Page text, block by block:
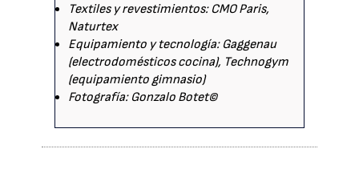
Textiles y revestimientos: CMO Paris,
Naturtex
Equipamiento y tecnología: Gaggenau
(electrodomésticos cocina), Technogym
(equipamiento gimnasio)
Fotografía: Gonzalo Botet©